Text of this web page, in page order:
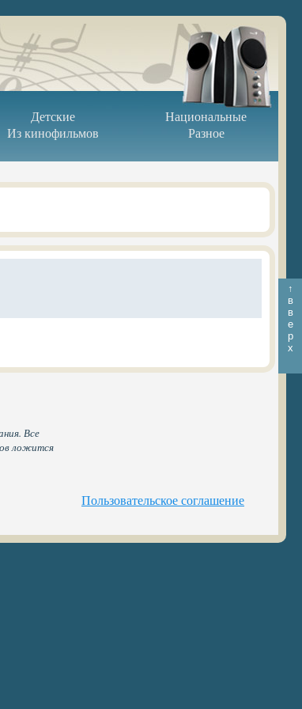
Детские
Национальные
Из кинофильмов Разное
Все
ложится
Пользовательское соглашение
↑
в
в
е
р
х